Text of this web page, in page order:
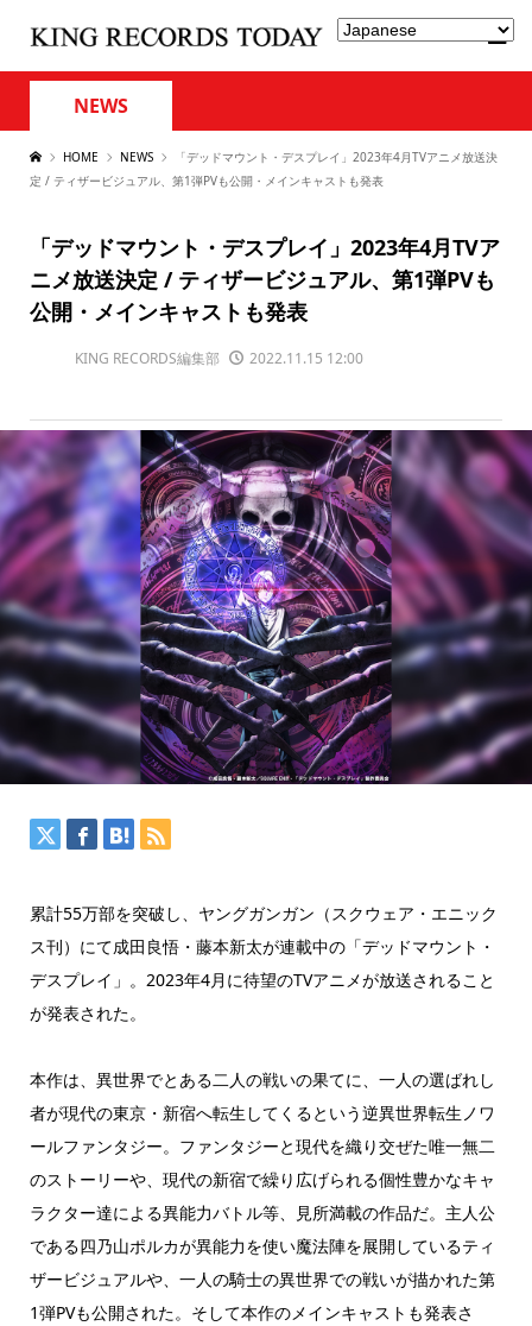
NEWS
HOME NEWS
「デッドマウント・デスプレイ」2023年4月TVアニメ放送決
定 / ティザービジュアル、第1弾PVも公開・メインキャストも発表
「デッドマウント・デスプレイ」2023年4月TVア
ニメ放送決定 / ティザービジュアル、第1弾PVも
公開・メインキャストも発表
KING RECORDS編集部 2022.11.15 12:00
累計55万部を突破し、ヤングガンガン（スクウェア・エニック
ス刊）にて成田良悟・藤本新太が連載中の「デッドマウント・
デスプレイ」。2023年4月に待望のTVアニメが放送されること
が発表された。
本作は、異世界でとある二人の戦いの果てに、一人の選ばれし
者が現代の東京・新宿へ転生してくるという逆異世界転生ノワ
ールファンタジー。ファンタジーと現代を織り交ぜた唯一無二
のストーリーや、現代の新宿で繰り広げられる個性豊かなキャ
ラクター達による異能力バトル等、見所満載の作品だ。主人公
である四乃山ポルカが異能力を使い魔法陣を展開しているティ
ザービジュアルや、一人の騎士の異世界での戦いが描かれた第
1弾PVも公開された。そして本作のメインキャストも発表さ